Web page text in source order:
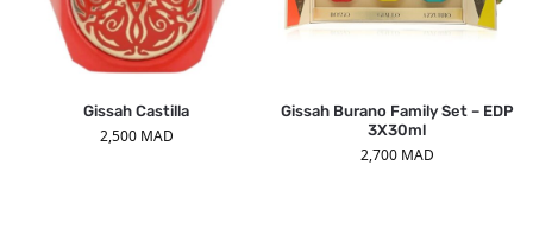
Gissah Castilla
2,500 MAD
Gissah Burano Family Set – EDP
3X30ml
2,700 MAD